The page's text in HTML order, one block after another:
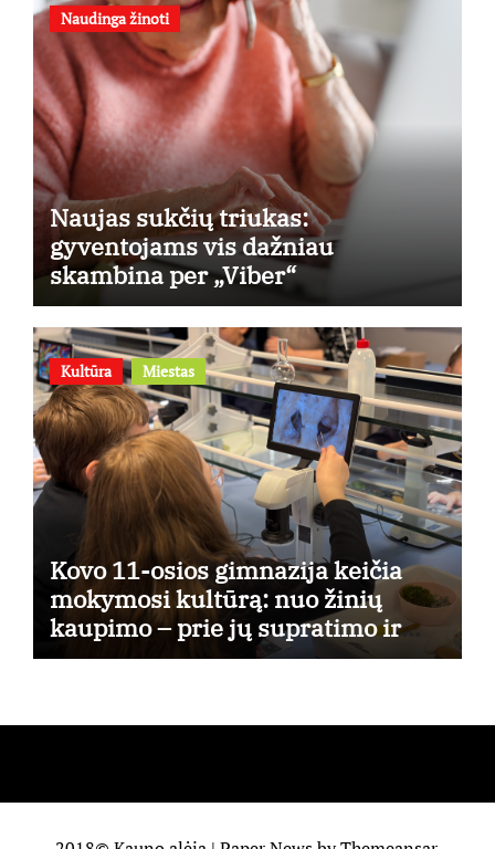
Naudinga žinoti
Naujas sukčių triukas:
gyventojams vis dažniau
skambina per „Viber“
Kultūra Miestas
Kovo 11-osios gimnazija keičia
mokymosi kultūrą: nuo žinių
kaupimo – prie jų supratimo ir
taikymo